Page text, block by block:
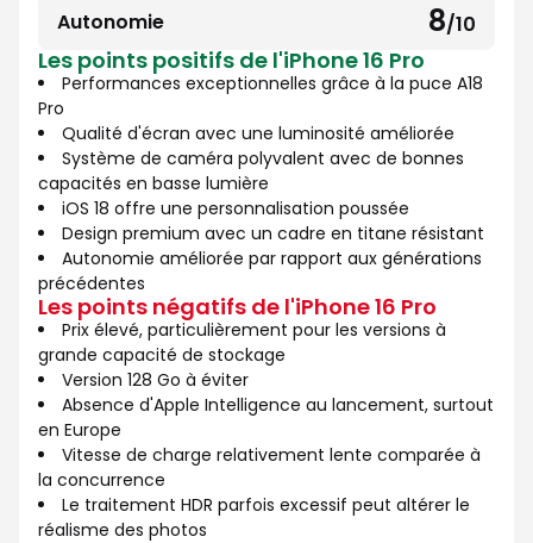
10
Autonomie 8/10
8
sur
10
Les points positifs de l'iPhone 16 Pro
Performances exceptionnelles grâce à la puce A18
Pro
Qualité d'écran avec une luminosité améliorée
Système de caméra polyvalent avec de bonnes
capacités en basse lumière
iOS 18 offre une personnalisation poussée
Design premium avec un cadre en titane résistant
Autonomie améliorée par rapport aux générations
précédentes
Les points négatifs de l'iPhone 16 Pro
Prix élevé, particulièrement pour les versions à
grande capacité de stockage
Version 128 Go à éviter
Absence d'Apple Intelligence au lancement, surtout
en Europe
Vitesse de charge relativement lente comparée à
la concurrence
Le traitement HDR parfois excessif peut altérer le
réalisme des photos